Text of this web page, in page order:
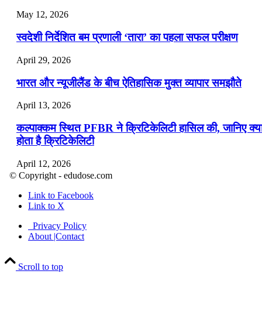
May 12, 2026
स्वदेशी निर्देशित बम प्रणाली ‘तारा’ का पहला सफल परीक्षण
April 29, 2026
भारत और न्यूजीलैंड के बीच ऐतिहासिक मुक्त व्यापार समझौते
April 13, 2026
कल्पाक्कम स्थित PFBR ने क्रिटिकेलिटी हासिल की, जानिए
होता है क्रिटिकेलिटी
April 12, 2026
April 9, 2026
नासा का आर्टेमिस-2 मिशन: मनुष्य एक बार फिर से चंद्रमा के
पहुंचा
April 7, 2026
© Copyright - edudose.com
Link to Facebook
Link to X
Privacy Policy
About |Contact
Scroll to top